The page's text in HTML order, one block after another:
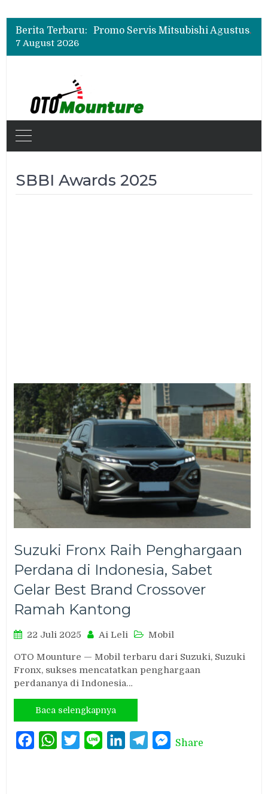
Berita Terbaru:
Bukan Cuma Layar 14,6 Inci, Ini Fitur Pintar Changan Nevo Q05 yang Dibanderol Rp309 Juta
Promo Servis Mitsubishi Agustus 2026, Ada Diskon ESP dan Bodi & Cat Kilau Merdeka
Bukan Cuma Layar 14,6 Inci, Ini Fitur Pintar Changan Nevo Q05 yang Dibanderol Rp309 Juta
7 August 2026
SBBI Awards 2025
Suzuki Fronx Raih Penghargaan
Perdana di Indonesia, Sabet
Gelar Best Brand Crossover
Ramah Kantong
22 Juli 2025 Ai Leli Mobil
OTO Mounture — Mobil terbaru dari Suzuki, Suzuki
Fronx, sukses mencatatkan penghargaan
perdananya di Indonesia…
Baca selengkapnya
FacebookWhatsAppTwitterLine LinkedInTelegramMessenger
Share